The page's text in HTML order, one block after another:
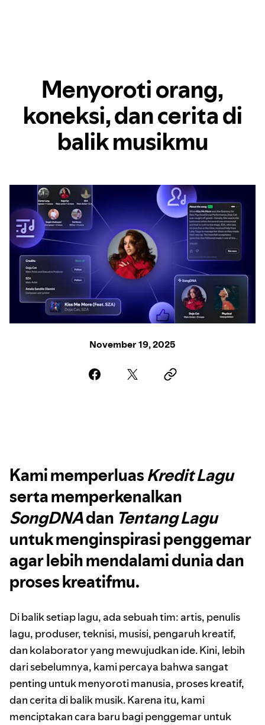
Menyoroti orang,
koneksi, dan cerita di
balik musikmu
November 19, 2025
Kami memperluas Kredit Lagu
serta memperkenalkan
SongDNAdan Tentang Lagu
untuk menginspirasi penggemar
agar lebih mendalami dunia dan
proses kreatifmu.
Di balik setiap lagu, ada sebuah tim: artis, penulis
lagu, produser, teknisi, musisi, pengaruh kreatif,
dan kolaborator yang mewujudkan ide. Kini, lebih
dari sebelumnya, kami percaya bahwa sangat
penting untuk menyoroti manusia, proses kreatif,
dan cerita di balik musik. Karena itu, kami
menciptakan cara baru bagi penggemar untuk